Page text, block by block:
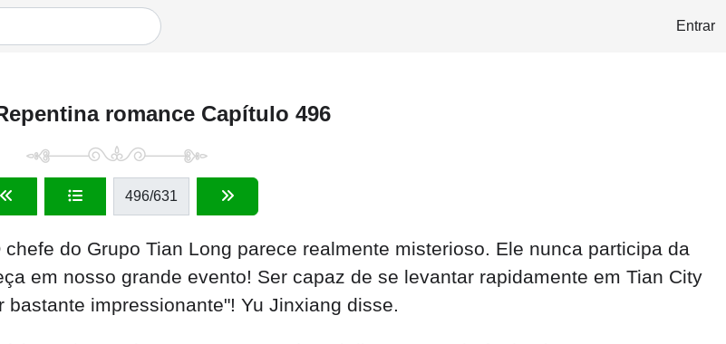
Entrar
romance Capítulo 496
496/631
do Grupo Tian Long parece realmente misterioso. Ele nunca participa da
em nosso grande evento! Ser capaz de se levantar rapidamente em Tian City
impressionante"! Yu Jinxiang disse.